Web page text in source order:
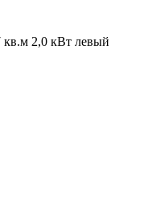
кв.м 2,0 кВт левый